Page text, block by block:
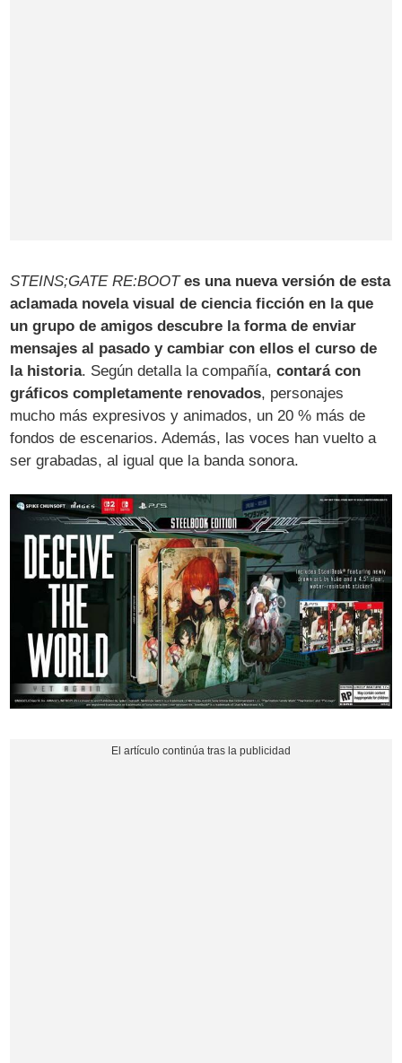
STEINS;GATE RE:BOOT es una nueva versión de esta
aclamada novela visual de ciencia ficción en la que
un grupo de amigos descubre la forma de enviar
mensajes al pasado y cambiar con ellos el curso de
la historia. Según detalla la compañía,contará con
gráficos completamente renovados, personajes
mucho más expresivos y animados, un 20 % más de
fondos de escenarios. Además, las voces han vuelto a
ser grabadas, al igual que la banda sonora.